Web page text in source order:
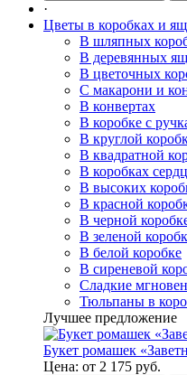
·
Цветы в коробках и
В шляпных
В деревянных
В цветочных
С макарони и
В конвертах
В коробке с
В круглой
В квадратной
В коробках
В высоких
В красной
В черной
В зеленой
В белой коробке
В сиреневой
Сладкие
Тюльпаны в
Лучшее предложение
Букет ромашек
Цена: от 2 175 руб.